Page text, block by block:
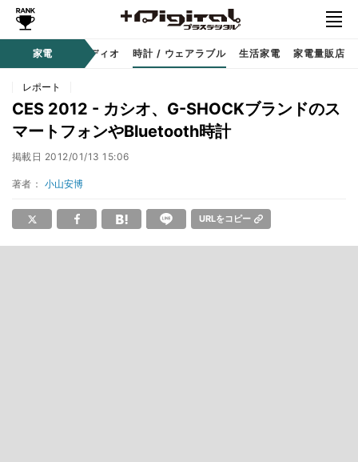
家電
サウンド / オーディオ 時計 / ウェアラブル 生活家電 家電量販店
レポート
CES 2012 - カシオ、G-SHOCKブランドのス
マートフォンやBluetooth時計
掲載日 2012/01/13 15:06
著者： 小山安博
URLをコピー